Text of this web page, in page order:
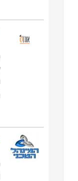
אל שוק
למי
העושים
מיועד